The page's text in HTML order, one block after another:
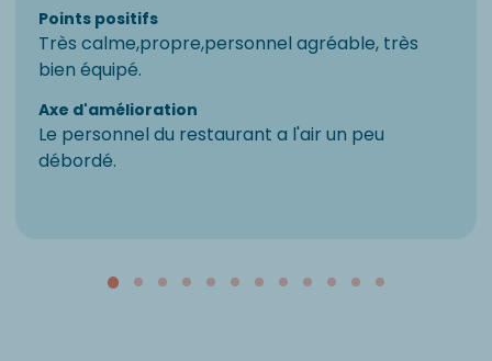
Points positifs
Très calme,propre,personnel agréable, très
bien équipé.
Axe d'amélioration
Le personnel du restaurant a l'air un peu
débordé.